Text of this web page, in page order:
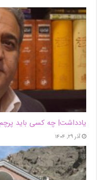
یادداشت| ‌چه کسی باید
آذر ۲۹, ۱۴۰۴